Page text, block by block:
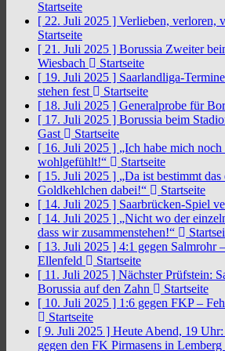
Startseite
[ 22. Juli 2025 ] Verlieben, verloren,
Startseite
[ 21. Juli 2025 ] Borussia Zweiter
Wiesbach
Startseite
[ 19. Juli 2025 ] Saarlandliga-
stehen fest
Startseite
[ 18. Juli 2025 ] Generalprobe für
[ 17. Juli 2025 ] Borussia beim
Gast
Startseite
[ 16. Juli 2025 ] „Ich habe mich
wohlgefühlt!“
Startseite
[ 15. Juli 2025 ] „Da ist bestimmt das
Goldkehlchen dabei!“
Startseite
[ 14. Juli 2025 ] Saarbrücken-Spiel
[ 14. Juli 2025 ] „Nicht wo der
dass wir zusammenstehen!“
[ 13. Juli 2025 ] 4:1 gegen Salmrohr
Ellenfeld
Startseite
[ 11. Juli 2025 ] Nächster Prüfstein:
Borussia auf den Zahn
Startseite
[ 10. Juli 2025 ] 1:6 gegen FKP –
Startseite
[ 9. Juli 2025 ] Heute Abend, 19
gegen den FK Pirmasens in Lemberg